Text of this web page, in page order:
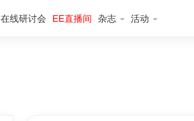
在线研讨会 EE直播间 杂志 活动